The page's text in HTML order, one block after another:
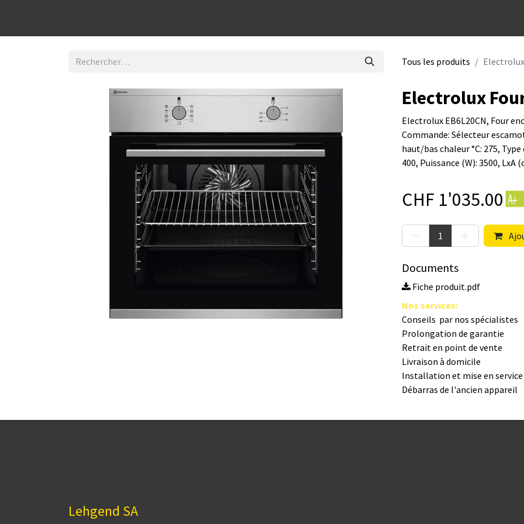
Tous les produits
Electrolux
Electrolux EB6L20CN, Four
Commande: Sélecteur
haut/bas chaleur °C: 275,
400, Puissance (W): 3500, LxA
CHF 1'035.00
Documents
Fiche produit.pdf
Nos s​ervices:
Conseils par nos spé​cialistes
Prolongation de garantie
Retrait en point de vente
Livraison à domicile
Installation et mise en
Débarras de l'ancien appareil
Lehgend SA